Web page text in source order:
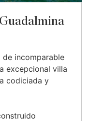
de incomparable
excepcional villa
codiciada y